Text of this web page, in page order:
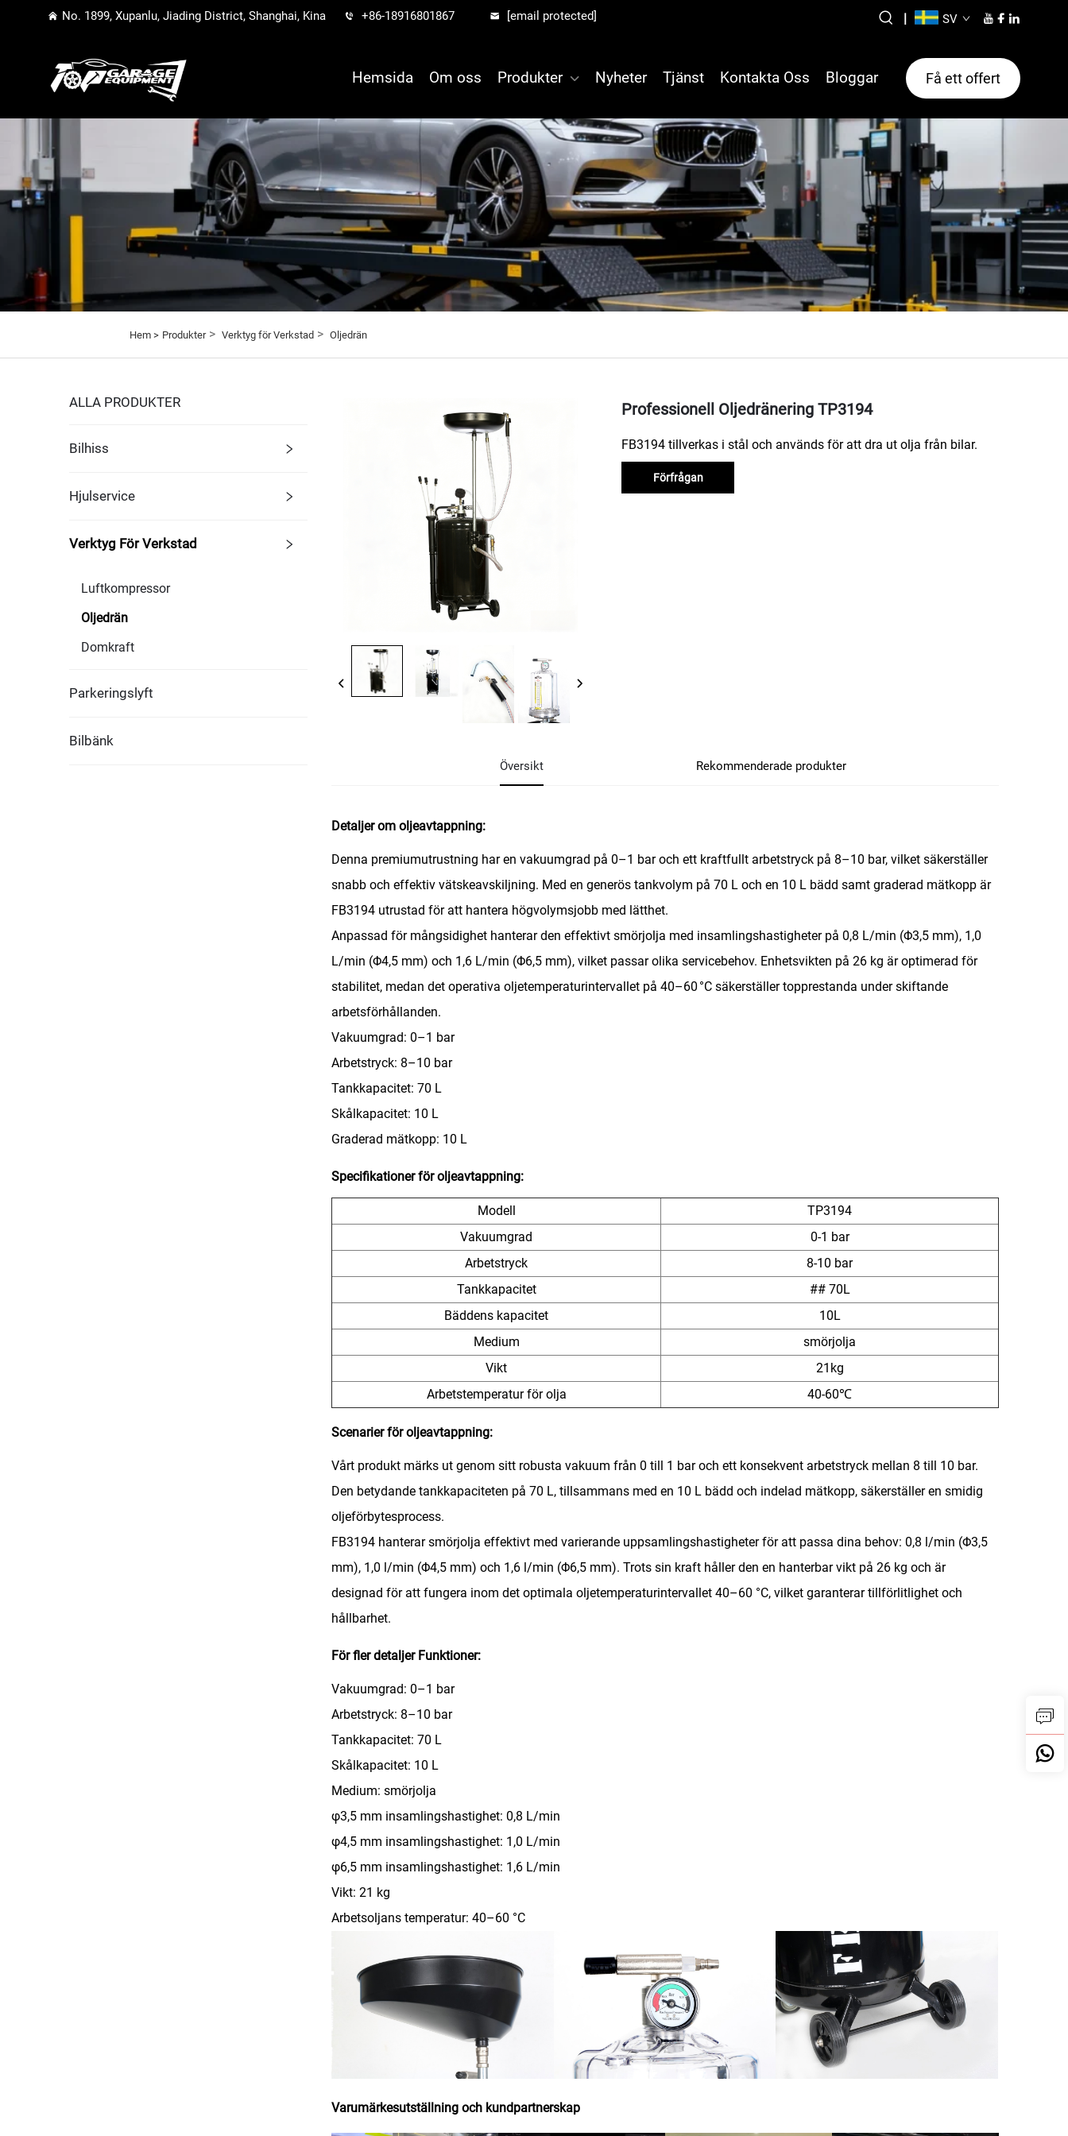
No. 1899, Xupanlu, Jiading District, Shanghai, Kina +86-18916801867 [email protected] | SV
Hemsida Om oss Produkter Nyheter Tjänst Kontakta Oss Bloggar Få ett offert
Hem > Produkter> Verktyg för Verkstad> Oljedrän
ALLA PRODUKTER
Bilhiss
Hjulservice
Verktyg För Verkstad
Luftkompressor
Oljedrän
Domkraft
Parkeringslyft
Bilbänk
Professionell Oljedränering TP3194
FB3194 tillverkas i stål och används för att dra ut olja från bilar.
Förfrågan
Översikt Rekommenderade produkter
Detaljer om oljeavtappning:
Denna premiumutrustning har en vakuumgrad på 0–1 bar och ett kraftfullt arbetstryck på 8–10 bar, vilket säkerställer
snabb och effektiv vätskeavskiljning. Med en generös tankvolym på 70 L och en 10 L bädd samt graderad mätkopp är
FB3194 utrustad för att hantera högvolymsjobb med lätthet.
Anpassad för mångsidighet hanterar den effektivt smörjolja med insamlingshastigheter på 0,8 L/min (Φ3,5 mm), 1,0
L/min (Φ4,5 mm) och 1,6 L/min (Φ6,5 mm), vilket passar olika servicebehov. Enhetsvikten på 26 kg är optimerad för
stabilitet, medan det operativa oljetemperaturintervallet på 40–60 °C säkerställer topprestanda under skiftande
arbetsförhållanden.
Vakuumgrad: 0–1 bar
Arbetstryck: 8–10 bar
Tankkapacitet: 70 L
Skålkapacitet: 10 L
Graderad mätkopp: 10 L
Specifikationer för oljeavtappning:
Modell
TP3194
Vakuumgrad
0-1 bar
Arbetstryck
8-10 bar
Tankkapacitet
## 70L
Bäddens kapacitet
10L
Medium
smörjolja
Vikt
21kg
Arbetstemperatur för olja
40-60℃
Scenarier för oljeavtappning:
Vårt produkt märks ut genom sitt robusta vakuum från 0 till 1 bar och ett konsekvent arbetstryck mellan 8 till 10 bar.
Den betydande tankkapaciteten på 70 L, tillsammans med en 10 L bädd och indelad mätkopp, säkerställer en smidig
oljeförbytesprocess.
FB3194 hanterar smörjolja effektivt med varierande uppsamlingshastigheter för att passa dina behov: 0,8 l/min (Φ3,5
mm), 1,0 l/min (Φ4,5 mm) och 1,6 l/min (Φ6,5 mm). Trots sin kraft håller den en hanterbar vikt på 26 kg och är
designad för att fungera inom det optimala oljetemperaturintervallet 40–60 °C, vilket garanterar tillförlitlighet och
hållbarhet.
För fler detaljer Funktioner:
Vakuumgrad: 0–1 bar
Arbetstryck: 8–10 bar
Tankkapacitet: 70 L
Skålkapacitet: 10 L
Medium: smörjolja
φ3,5 mm insamlingshastighet: 0,8 L/min
φ4,5 mm insamlingshastighet: 1,0 L/min
φ6,5 mm insamlingshastighet: 1,6 L/min
Vikt: 21 kg
Arbetsoljans temperatur: 40–60 °C
Varumärkesutställning och kundpartnerskap